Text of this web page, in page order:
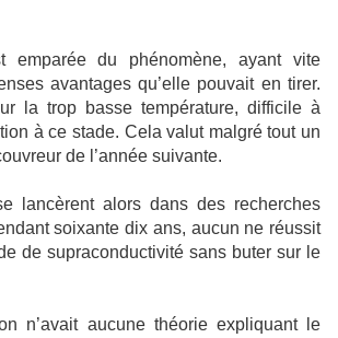
emparée du phénomène, ayant vite
avantages qu’elle pouvait en tirer.
la trop basse température, difficile à
à ce stade. Cela valut malgré tout un
de l’année suivante.
lancèrent alors dans des recherches
soixante dix ans, aucun ne réussit
de supraconductivité sans buter sur le
n’avait aucune théorie expliquant le